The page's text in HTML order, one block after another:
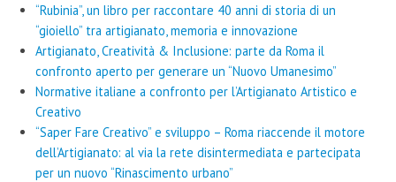
“Rubinia”, un libro per raccontare 40 anni di storia di un
“gioiello” tra artigianato, memoria e innovazione
Artigianato, Creatività & Inclusione: parte da Roma il
confronto aperto per generare un “Nuovo Umanesimo”
Normative italiane a confronto per l’Artigianato Artistico e
Creativo
“Saper Fare Creativo” e sviluppo – Roma riaccende il motore
dell’Artigianato: al via la rete disintermediata e partecipata
per un nuovo “Rinascimento urbano”